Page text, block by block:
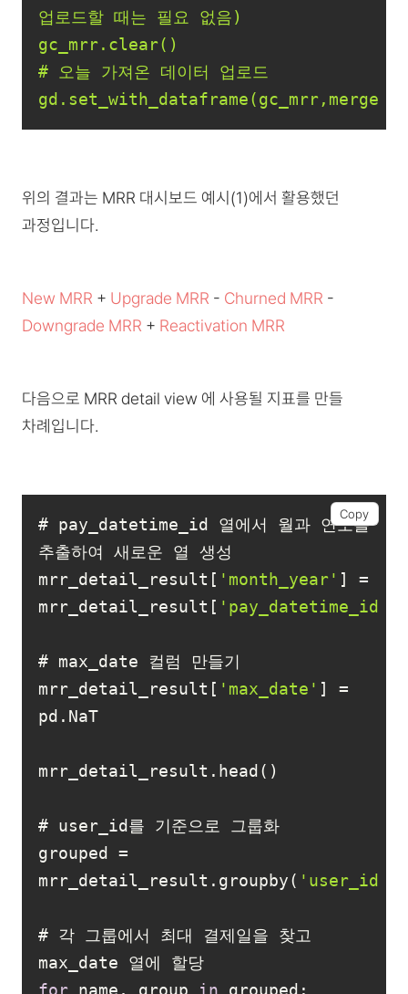
gd.set_with_dataframe(gc_mrr,merge)
위의 결과는 MRR 대시보드 예시(1)에서 활용했던
과정입니다.
New MRR + Upgrade MRR - Churned MRR -
Downgrade MRR + Reactivation MRR
다음으로 MRR detail view 에 사용될 지표를 만들
차례입니다.
# pay_datetime_id 열에서 월과 연도를
mrr_detail_result[ 'month_year' ] =
mrr_detail_result[ 'pay_datetime_id'
mrr_detail_result[ 'max_date' ] =
grouped =
mrr_detail_result.groupby( 'user_id'
# 각 그룹에서 최대 결제일을 찾고
for name, group in
Copy